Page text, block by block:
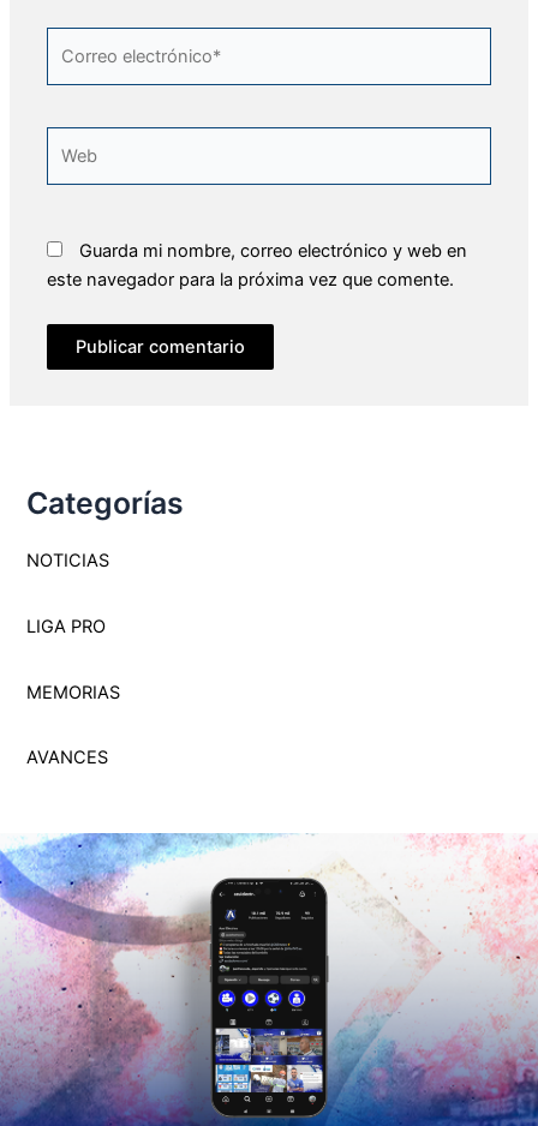
electrónico*
Guarda mi nombre, correo electrónico y web en
este navegador para la próxima vez que comente.
Categorías
NOTICIAS
LIGA PRO
MEMORIAS
AVANCES